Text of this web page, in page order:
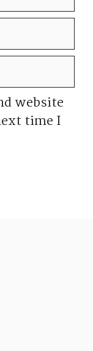
website
time I